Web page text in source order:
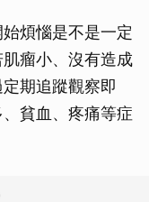
煩惱是不是一定
瘤小、沒有造成
期追蹤觀察即
貧血、疼痛等症